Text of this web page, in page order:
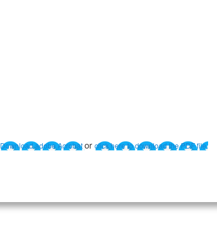
Download adobe Acrobator click here to download the PDF file.